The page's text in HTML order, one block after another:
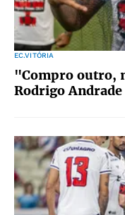
EC.VITÓRIA
"Compro outro,
Rodrigo